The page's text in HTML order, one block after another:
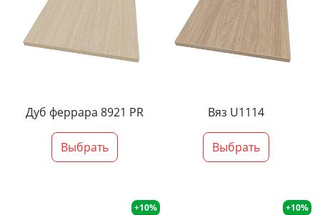
Дуб феррара 8921 PR
Выбрать
Вяз U1114
Выбрать
+10% +10%